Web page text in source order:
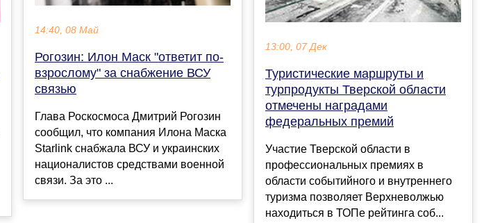
14:40, 08 Май
Рогозин: Илон Маск "ответит по-
взрослому" за снабжение ВСУ
связью
Глава Роскосмоса Дмитрий Рогозин
сообщил, что компания Илона Маска
Starlink снабжала ВСУ и украинских
националистов средствами военной
связи. За это ...
13:00, 07 Дек
Туристические маршруты и
турпродукты Тверской области
отмечены наградами
федеральных премий
Участие Тверской области в
профессиональных премиях в
области событийного и внутреннего
туризма позволяет Верхневолжью
находиться в ТОПе рейтинга соб...